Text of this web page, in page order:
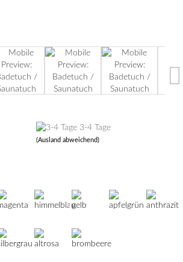
3-4 Tage
(Ausland abweichend)